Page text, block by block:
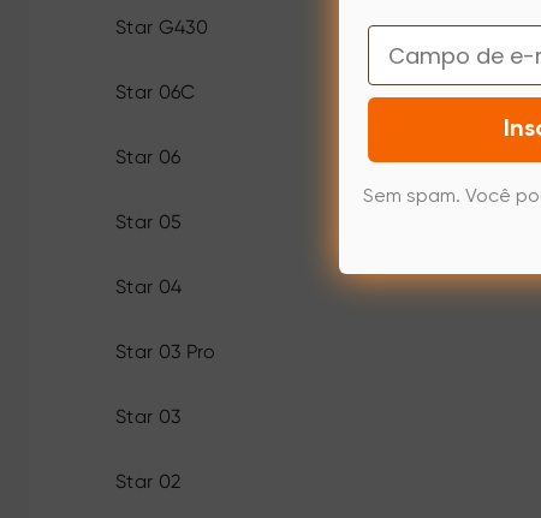
Star G430
Star 06C
Star 06
Star 05
Star 04
Star 03 Pro
Star 03
Star 02
Email
Sem spam. Você